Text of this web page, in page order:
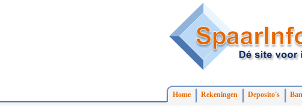
Home Rekeningen Deposito's